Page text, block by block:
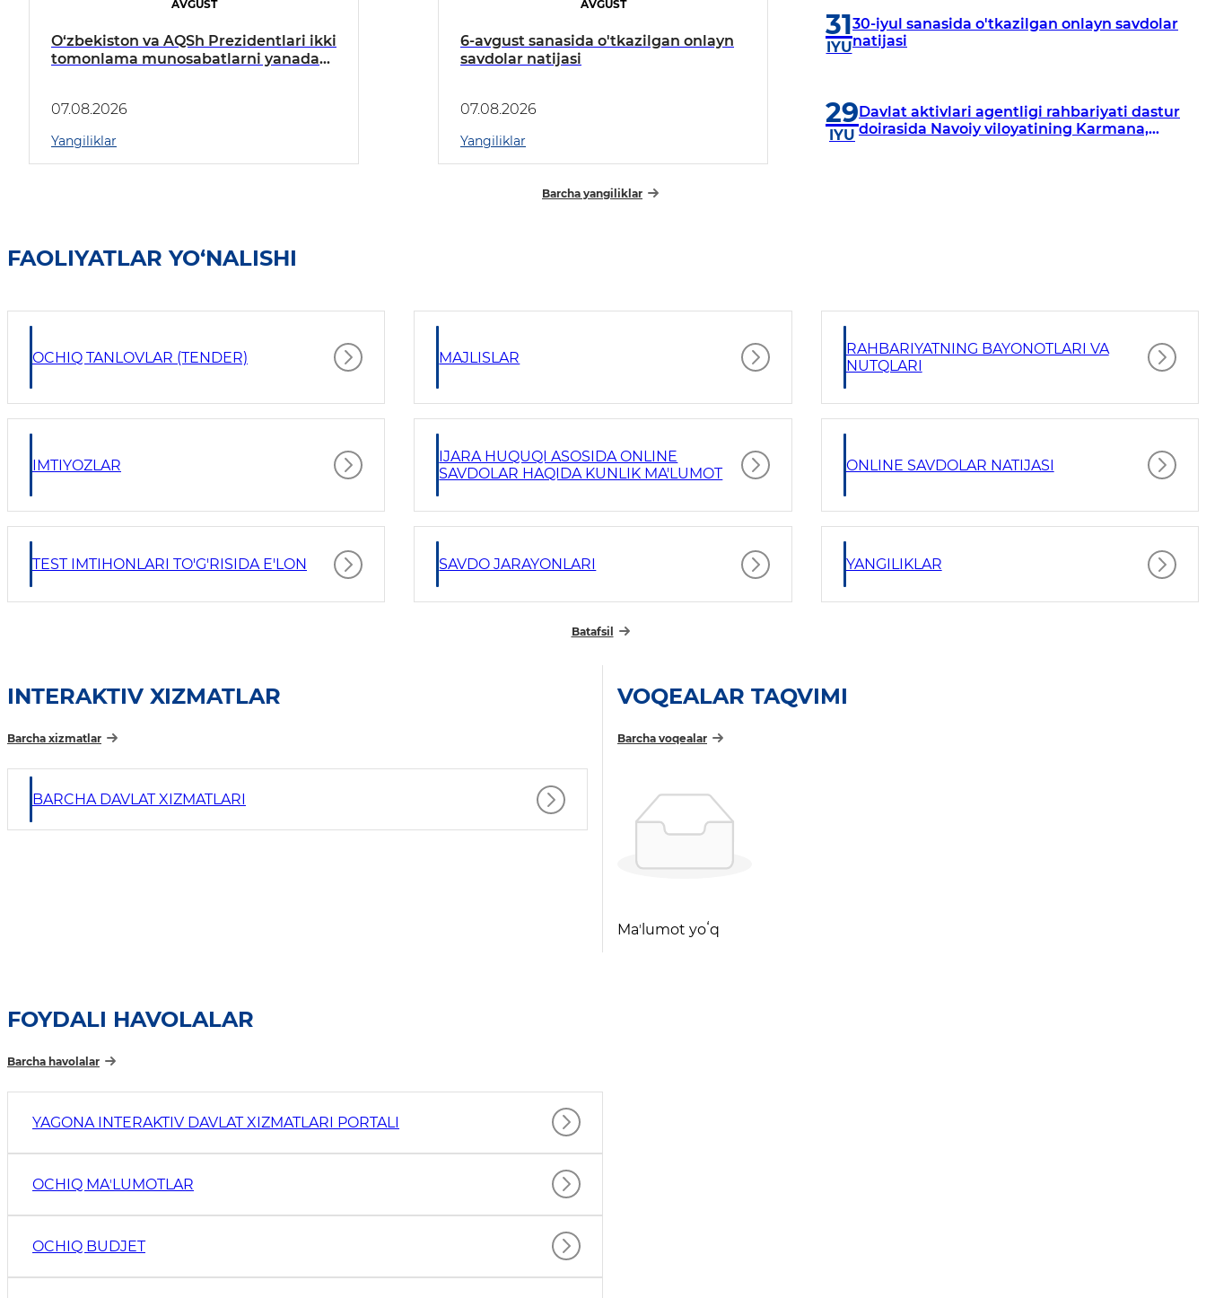
AVGUST
O‘zbekiston va AQSh Prezidentlari ikki
tomonlama munosabatlarni yanada
07.08.2026
Yangiliklar
AVGUST
6-avgust sanasida o'tkazilgan onlayn
savdolar natijasi
07.08.2026
Yangiliklar
31
IYU
30-iyul sanasida o'tkazilgan onlayn savdolar
natijasi
29
IYU
Davlat aktivlari agentligi rahbariyati dastur
doirasida Navoiy viloyatining Karmana,
Barcha yangiliklar
FAOLIYATLAR YO‘NALISHI
OCHIQ TANLOVLAR (TENDER) MAJLISLAR
RAHBARIYATNING BAYONOTLARI VA
NUTQLARI
IMTIYOZLAR
IJARA HUQUQI ASOSIDA ONLINE
SAVDOLAR HAQIDA KUNLIK MA'LUMOT
ONLINE SAVDOLAR NATIJASI
TEST IMTIHONLARI TO'G'RISIDA E'LON SAVDO JARAYONLARI YANGILIKLAR
Batafsil
INTERAKTIV XIZMATLAR
Barcha xizmatlar
BARCHA DAVLAT XIZMATLARI
VOQEALAR TAQVIMI
Barcha voqealar
Maʼlumot yoʻq
FOYDALI HAVOLALAR
Barcha havolalar
YAGONA INTERAKTIV DAVLAT XIZMATLARI PORTALI
OCHIQ MAʼLUMOTLAR
OCHIQ BUDJET